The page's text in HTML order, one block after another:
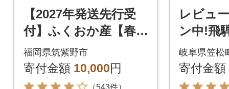
【2027年発送先行受
付】ふくおか産【春】
あまおう4パック(筑紫
野市)
福岡県筑紫野市
寄付金額 10,000円
レビュ
ン中!飛
ー・ハ
の具)冷
わせセ
岐阜県笠松
寄付金額